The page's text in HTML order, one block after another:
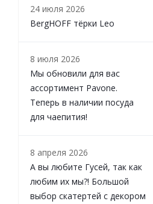
24 июля 2026
BergHOFF тёрки Leo
8 июля 2026
Мы обновили для вас
ассортимент Pavone.
Теперь в наличии посуда
для чаепития!
8 апреля 2026
А вы любите Гусей, так как
любим их мы?! Большой
выбор скатертей с декором